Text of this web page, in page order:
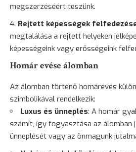
megszerzéséért teszünk.
Rejtett képességek
megtalálása a rejtett helyeken
képességeink vagy erősségeink
Homár evése álomban
Az álomban történő homárevés
szimbolikával rendelkezik:
Luxus és ünneplés: A homár
számít, így fogyasztása az álomban
ünneplését vagy az önmagunk